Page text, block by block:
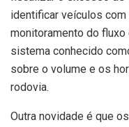
identificar veículos
monitoramento do
sistema conhecido
sobre o volume e os
rodovia.
Outra novidade é que